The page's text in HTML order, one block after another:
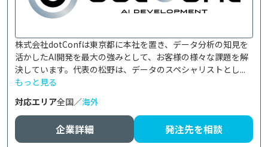
株式会社dotConfは東京都に本社を置き、データ分析の知見を
活かしたAI開発を最大の強みとして、お客様の様々な課題を解
決しています。代表の松野は、データのスペシャリストとし...
もっと見る
対応エリア全国／海外
企業詳細 発注先を相談